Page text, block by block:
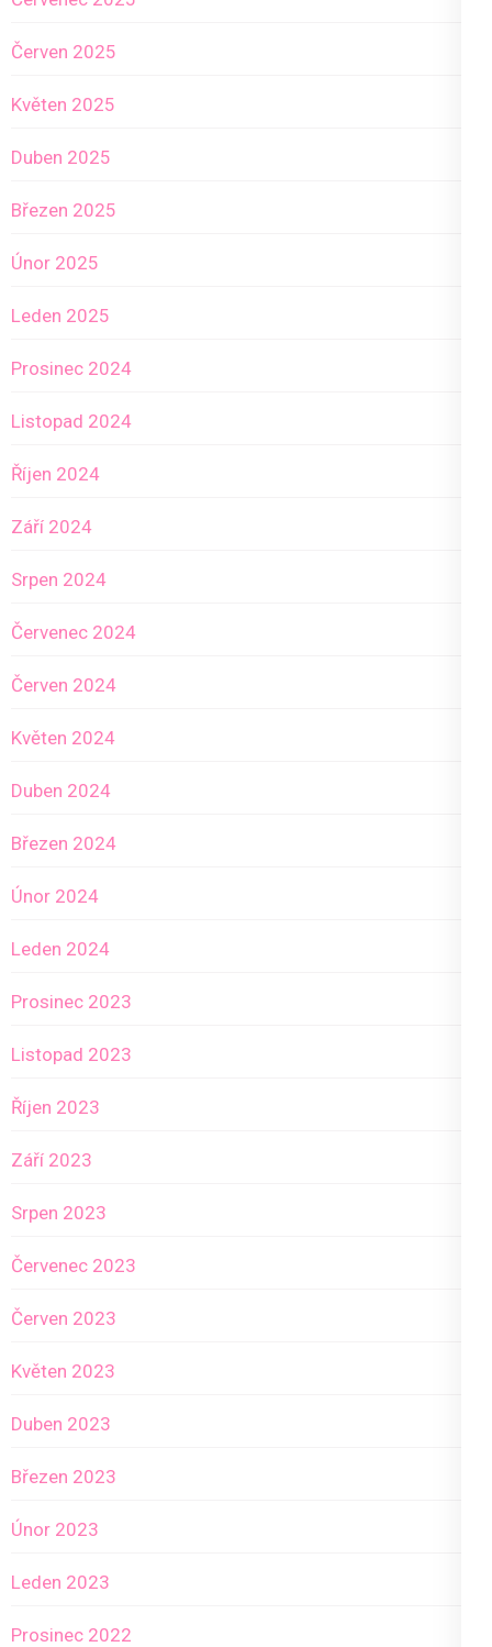
Červen 2025
Květen 2025
Duben 2025
Březen 2025
Únor 2025
Leden 2025
Prosinec 2024
Listopad 2024
Říjen 2024
Září 2024
Srpen 2024
Červenec 2024
Červen 2024
Květen 2024
Duben 2024
Březen 2024
Únor 2024
Leden 2024
Prosinec 2023
Listopad 2023
Říjen 2023
Září 2023
Srpen 2023
Červenec 2023
Červen 2023
Květen 2023
Duben 2023
Březen 2023
Únor 2023
Leden 2023
Prosinec 2022